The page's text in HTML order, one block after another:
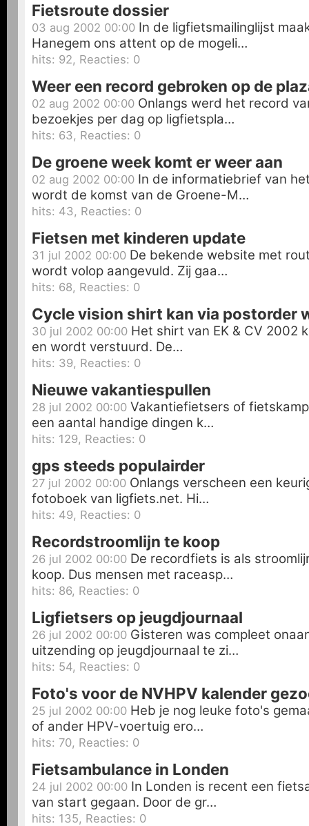
Fietsroute dossier
03 aug 2002 00:00 In de ligfietsmailinglijst
Hanegem ons attent op de mogeli…
hits: 92, Reacties: 0
Weer een record gebroken op de
02 aug 2002 00:00 Onlangs werd het record
bezoekjes per dag op ligfietspla…
hits: 63, Reacties: 0
De groene week komt er weer aan
02 aug 2002 00:00 In de informatiebrief van
wordt de komst van de Groene-M…
hits: 43, Reacties: 0
Fietsen met kinderen update
31 jul 2002 00:00 De bekende website met
wordt volop aangevuld. Zij gaa…
hits: 68, Reacties: 0
Cycle vision shirt kan via postorder
30 jul 2002 00:00 Het shirt van EK & CV 2002
en wordt verstuurd. De…
hits: 39, Reacties: 0
Nieuwe vakantiespullen
28 jul 2002 00:00 Vakantiefietsers of
een aantal handige dingen k…
hits: 129, Reacties: 0
gps steeds populairder
27 jul 2002 00:00 Onlangs verscheen een
fotoboek van ligfiets.net. Hi…
hits: 49, Reacties: 0
Recordstroomlijn te koop
26 jul 2002 00:00 De recordfiets is als
koop. Dus mensen met raceasp…
hits: 86, Reacties: 0
Ligfietsers op jeugdjournaal
26 jul 2002 00:00 Gisteren was compleet
uitzending op jeugdjournaal te zi…
hits: 54, Reacties: 0
Foto's voor de NVHPV kalender
25 jul 2002 00:00 Heb je nog leuke foto's
of ander HPV-voertuig ero…
hits: 70, Reacties: 0
Fietsambulance in Londen
24 jul 2002 00:00 In Londen is recent een
van start gegaan. Door de gr…
hits: 135, Reacties: 0